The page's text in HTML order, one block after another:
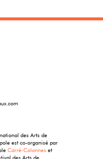
des Arts de
est co-organisé par
Carré-Colonnes et
des Arts de